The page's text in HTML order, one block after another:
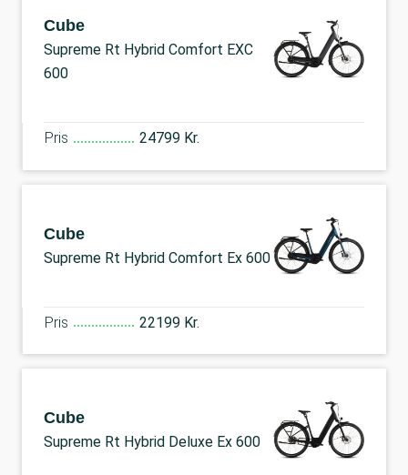
Cube
Supreme Rt Hybrid Comfort EXC
600
Pris 24799 Kr.
Cube
Supreme Rt Hybrid Comfort Ex 600
Pris 22199 Kr.
Cube
Supreme Rt Hybrid Deluxe Ex 600